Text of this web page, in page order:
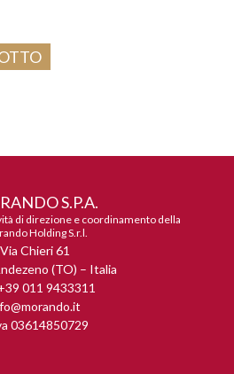
S.P.A.
di direzione e coordinamento della
Holding S.r.l.
Via Chieri 61
(TO) – Italia
011 9433311
03614850729